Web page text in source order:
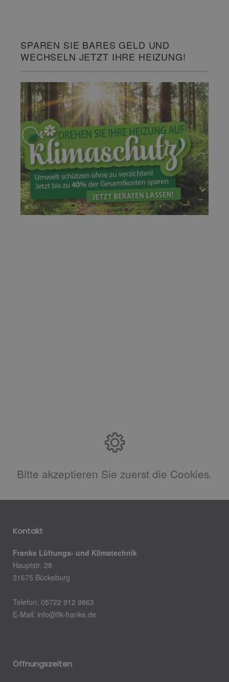
SPAREN SIE BARES GELD UND
WECHSELN JETZT IHRE HEIZUNG!
Bitte akzeptieren Sie zuerst die Cookies.
Kontakt
Franke Lüftungs- und Klimatechnik
Hauptstr. 28
31675 Bückeburg
Telefon: 05722 912 9863
E-Mail: info@flk-franke.de
Öffnungszeiten